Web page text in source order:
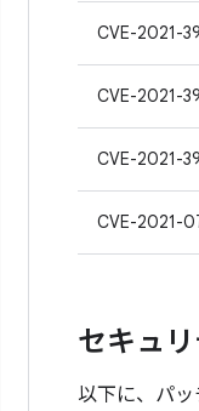
CVE-2021-
CVE-2021-
CVE-2021-
CVE-2021-
セキュ
以下に、パ